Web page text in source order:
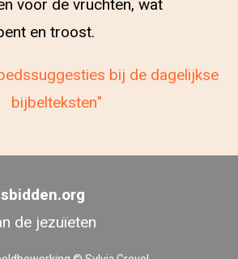
voor de vruchten, wat
en troost.
bij de dagelijkse
bijbelteksten"
de jezuïeten